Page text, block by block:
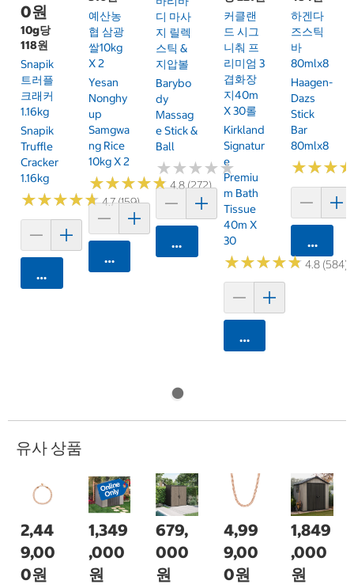
0원
10g당
118원
Snapik
트러플
크래커
1.16kg
Snapik
Truffle
Cracker
1.16kg
★★★★★
★★★★★4.7 (159)
카트에 담기
예산농
협 삼광
쌀10kg
X 2
Yesan
Nonghy
Up
Samgwa
Ng Rice
10kg X 2
★★★★★
★★★★★4.8 (272)
카트에 담기
디 마사
지 릴렉
스틱 &
지압볼
Barybo
Dy
Massag
E Stick &
Ball
★★★★★
★★★★★
카트에 담기
커클랜
드 시그
니춰 프
리미엄 3
겹화장
지40m
X 30롤
Kirkland
Signatur
E
Premiu
M Bath
Tissue
40m X
30
★★★★★
★★★★★4.8 (584)
카트에 담기
하겐다
즈스틱
바
80mlx8
Haagen-
Dazs
Stick
Bar
80mlx8
★★★
★★★
카트에
유사 상품
2,44
9,00
0원
1,349
,000
원
679,
000
원
4,99
9,00
0원
1,849
,000
원